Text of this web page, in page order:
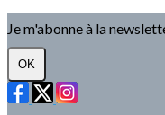
Je m'abonne à la
OK